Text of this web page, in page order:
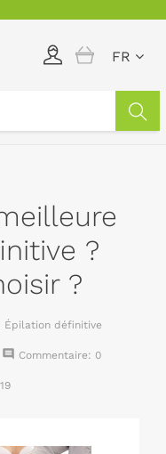
FR
?
?
Épilation définitive
comment Commentaire: 0